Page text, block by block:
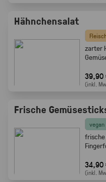
Hähnchensalat
zarter
39,90
(inkl.
Frische
vegan
frische
34,90
(inkl.